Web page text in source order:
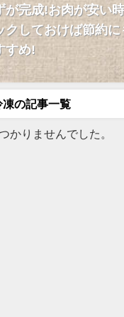
が完成!お肉が安い
クしておけば節約
すめ!
の記事一覧
かりませんでした。